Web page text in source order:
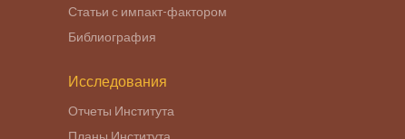
Статьи с импакт-фактором
Библиография
Исследования
Отчеты Института
Планы Института